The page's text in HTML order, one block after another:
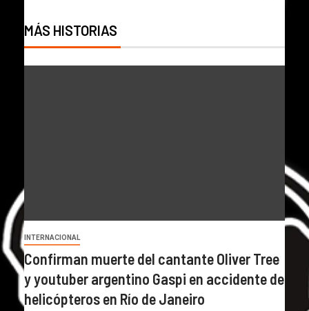
MÁS HISTORIAS
INTERNACIONAL
Confirman muerte del cantante Oliver Tree
y youtuber argentino Gaspi en accidente de
helicópteros en Río de Janeiro